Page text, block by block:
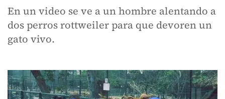
En un video se ve a un hombre alentando a
dos perros rottweiler para que devoren un
gato vivo.